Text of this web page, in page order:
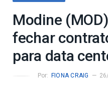
Modine
fechar
para data
Por: FIONA CRAIG